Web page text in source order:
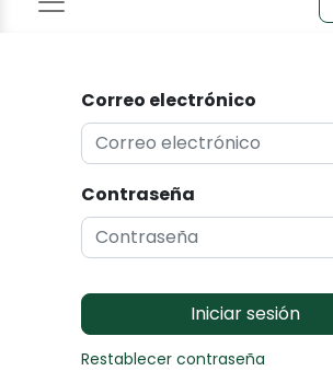
Correo electrónico
Contraseña
Iniciar sesión
Restablecer contraseña